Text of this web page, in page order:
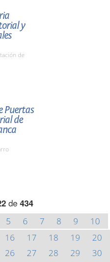
y
de
Puertas
de
de 434
5 6 7 8 9
10
16 17 18 19
20
26 27 28 29
30